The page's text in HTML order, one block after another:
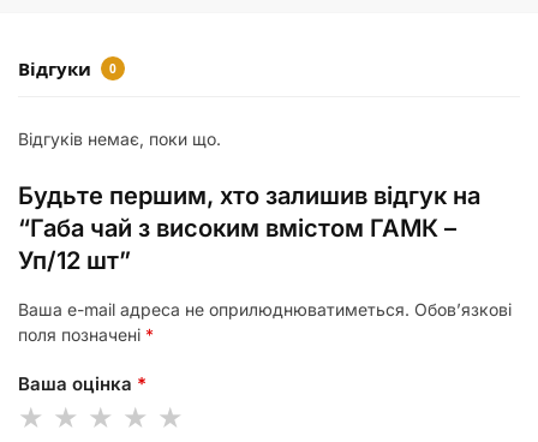
Відгуки 0
Відгуків немає, поки що.
Будьте першим, хто залишив відгук на
“Габа чай з високим вмістом ГАМК –
Уп/12 шт”
Ваша e-mail адреса не оприлюднюватиметься. Обов’язкові
поля позначені *
Ваша оцінка *